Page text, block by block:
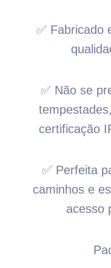
✅ Fabricado
✅ Não se
certificação
✅ Perfeita
caminhos e
acesso